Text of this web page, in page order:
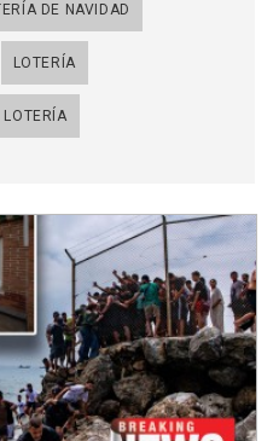
DE NAVIDAD
LOTERÍA
LOTERÍA